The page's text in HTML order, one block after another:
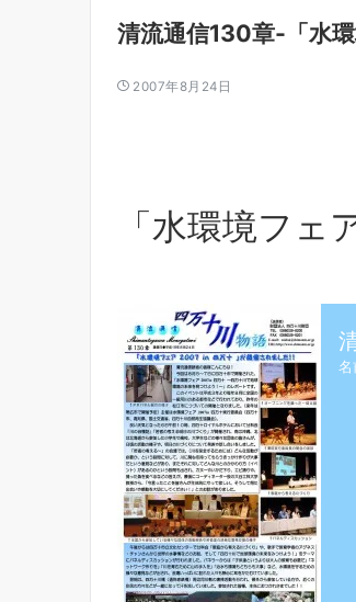
清流通信130章-「水
2007年8月24日
「水環境フ
名